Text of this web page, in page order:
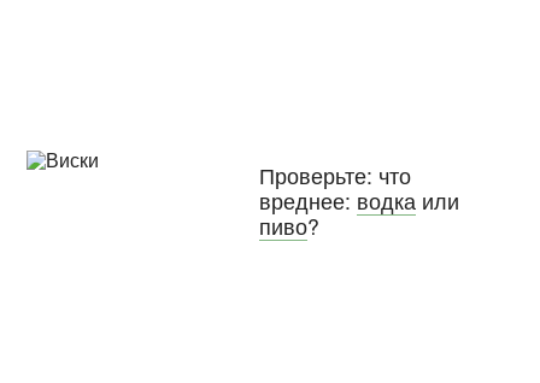
Проверьте: что
вреднее: водка или
пиво?